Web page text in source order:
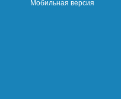
Мобильная версия